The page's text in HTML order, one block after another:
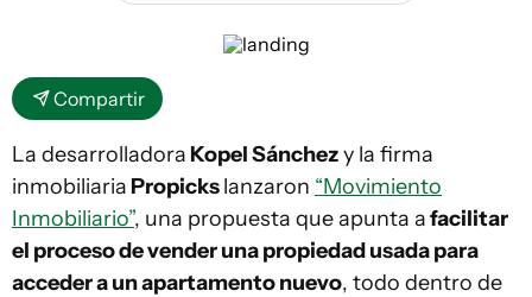
Compartir
La desarrolladora Kopel Sánchezy la firma
inmobiliaria Propickslanzaron “Movimiento
Inmobiliario”, una propuesta que apunta afacilitar
el proceso de vender una propiedad usada para
acceder a un apartamento nuevo, todo dentro de